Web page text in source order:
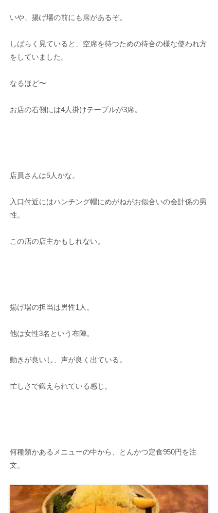
いや、揚げ場の前にも席があるぞ。
しばらく見ていると、空席を待つための待合の様な使われ方
をしていました。
なるほど〜
お店の右側には4人掛けテーブルが3席。
店員さんは5人かな。
入口付近にはハンチング帽にめがねがお似合いの会計係の男
性。
この店の店主かもしれない。
揚げ場の担当は男性1人。
他は女性3名という布陣。
動きが良いし、声が良く出ている。
忙しさで鍛えられている感じ。
何種類かあるメニューの中から、とんかつ定食950円を注
文。